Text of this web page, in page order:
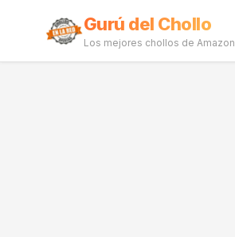
Gurú del Chollo
Los mejores chollos de Amazon